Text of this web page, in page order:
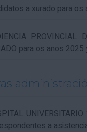
a xurado para
PROVINCIAL
para os anos 2025
a